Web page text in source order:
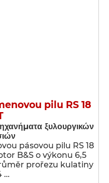
pilu RS 18
ξυλουργικών
pásovou pilu RS 18
B&S o výkonu 6,5
prořezu kulatiny
…